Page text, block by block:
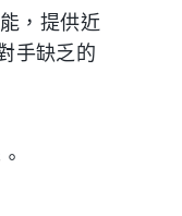
，提供近
手缺乏的